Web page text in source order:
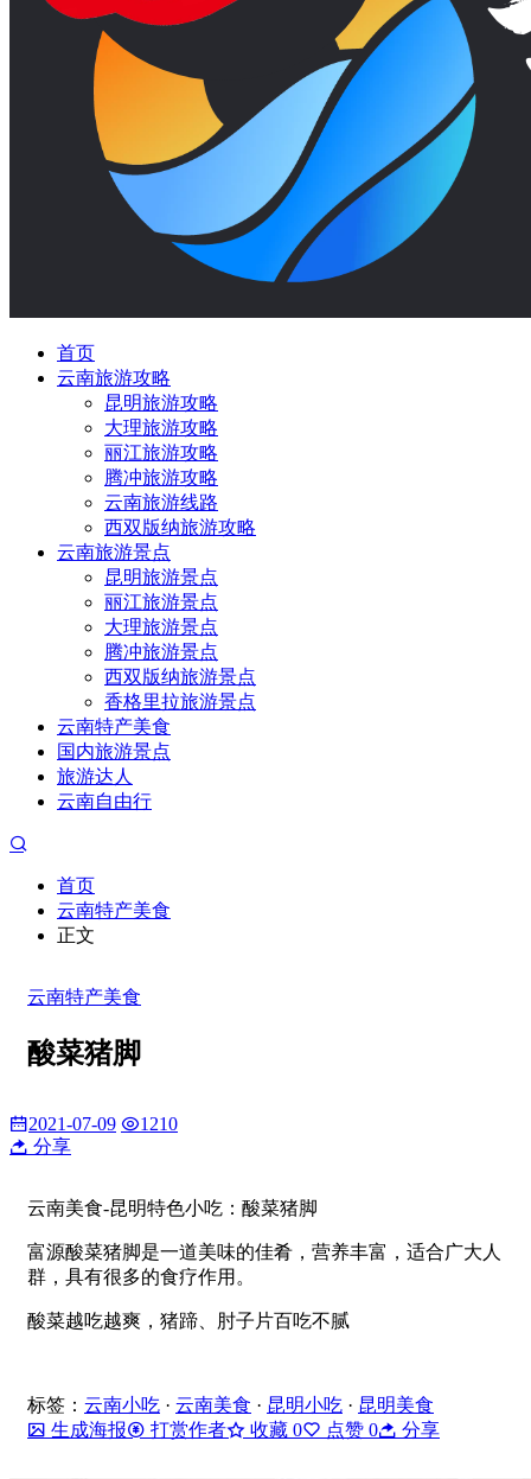
首页
云南旅游攻略
昆明旅游攻略
大理旅游攻略
丽江旅游攻略
腾冲旅游攻略
云南旅游线路
西双版纳旅游攻略
云南旅游景点
昆明旅游景点
丽江旅游景点
大理旅游景点
腾冲旅游景点
西双版纳旅游景点
香格里拉旅游景点
云南特产美食
国内旅游景点
旅游达人
云南自由行
首页
云南特产美食
正文
云南特产美食
酸菜猪脚
2021-07-09
1210
分享
云南美食-昆明特色小吃：酸菜猪脚
富源酸菜猪脚是一道美味的佳肴，营养丰富，适合广大人
群，具有很多的食疗作用。
酸菜越吃越爽，猪蹄、肘子片百吃不腻
标签： 云南小吃 · 云南美食 · 昆明小吃 · 昆明美食
生成海报
打赏作者 收藏 0 点赞 0 分享